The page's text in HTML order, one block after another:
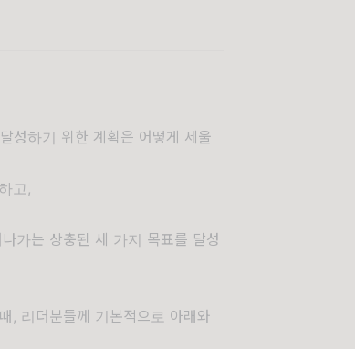
성하기 위한 계획은 어떻게 세울
고,
가는 상충된 세 가지 목표를 달성
, 리더분들께 기본적으로 아래와